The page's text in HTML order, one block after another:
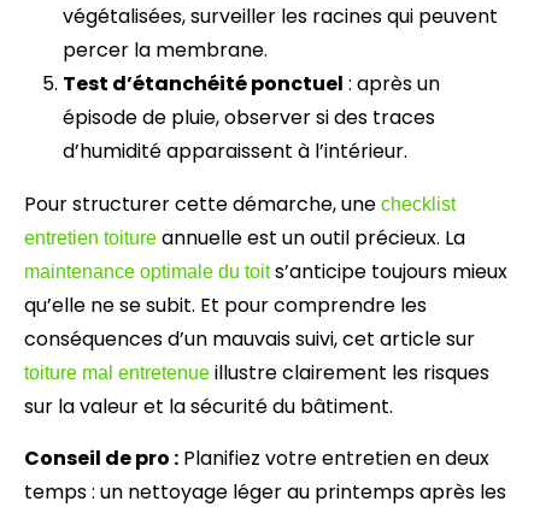
végétalisées, surveiller les racines qui peuvent
percer la membrane.
Test d’étanchéité ponctuel : après un
épisode de pluie, observer si des traces
d’humidité apparaissent à l’intérieur.
Pour structurer cette démarche, une checklist
entretien toiture annuelle est un outil précieux. La
maintenance optimale du toits’anticipe toujours mieux
qu’elle ne se subit. Et pour comprendre les
conséquences d’un mauvais suivi, cet article sur
toiture mal entretenue illustre clairement les risques
sur la valeur et la sécurité du bâtiment.
Conseil de pro : Planifiez votre entretien en deux
temps : un nettoyage léger au printemps après les